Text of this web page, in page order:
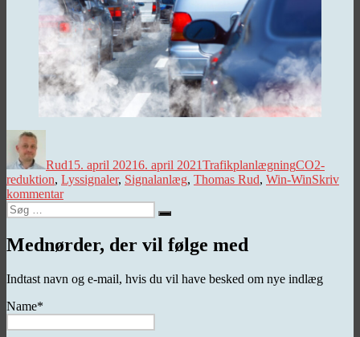
Rud15. april 20216. april 2021TrafikplanlægningCO2-
reduktion, Lyssignaler, Signalanlæg, Thomas Rud, Win-WinSkriv
kommentartil
Justering
af
lyssignaler
–
win-
Søg
efter:
Søg
Mednørder, der vil følge med
Indtast navn og e-mail, hvis du vil have besked om nye indlæg
Name*